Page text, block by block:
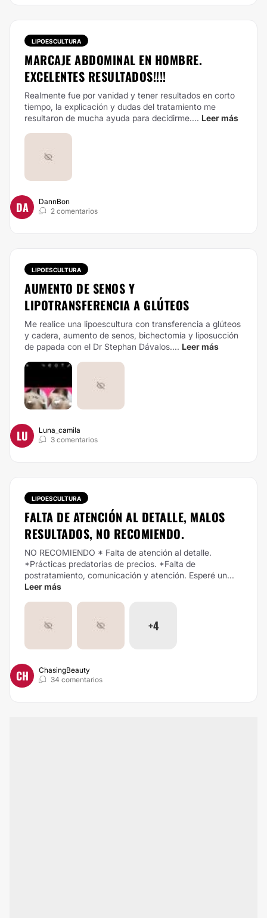
LIPOESCULTURA
MARCAJE ABDOMINAL EN HOMBRE.
EXCELENTES RESULTADOS!!!!
Realmente fue por vanidad y tener resultados en corto
tiempo, la explicación y dudas del tratamiento me
resultaron de mucha ayuda para decidirme.... Leer más
DA
DannBon
2 comentarios
LIPOESCULTURA
AUMENTO DE SENOS Y
LIPOTRANSFERENCIA A GLÚTEOS
Me realice una lipoescultura con transferencia a glúteos
y cadera, aumento de senos, bichectomía y liposucción
de papada con el Dr Stephan Dávalos.... Leer más
LU
Luna_camila
3 comentarios
LIPOESCULTURA
FALTA DE ATENCIÓN AL DETALLE, MALOS
RESULTADOS, NO RECOMIENDO.
NO RECOMIENDO * Falta de atención al detalle.
*Prácticas predatorias de precios. *Falta de
postratamiento, comunicación y atención. Esperé un...
Leer más
+4
CH
ChasingBeauty
34 comentarios